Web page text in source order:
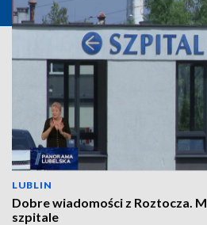
LUBLIN
Dobre wiadomości z Roztocza.
szpitale